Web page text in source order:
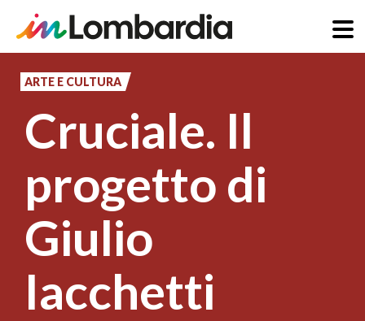
principale
ARTE E CULTURA
Cruciale. Il
progetto di
Giulio
Iacchetti